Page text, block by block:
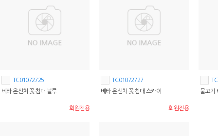
TC01072725
베타 은신처 꽃 침대 블루
회원전용
TC01072727
베타 은신처 꽃 침대 스카이
회원전용
물고기